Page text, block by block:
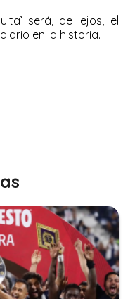
será, de lejos, el
en la historia.